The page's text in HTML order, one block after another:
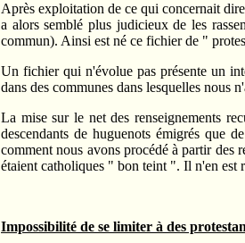
Après exploitation de ce qui concernait
a alors semblé plus judicieux de les
commun). Ainsi est né ce fichier de "
Un fichier qui n'évolue pas présente un
dans des communes dans lesquelles nous
La mise sur le net des renseignements
descendants de huguenots émigrés que
comment nous avons procédé à partir des
étaient catholiques " bon teint ". Il n'en
Impossibilité de se limiter à des